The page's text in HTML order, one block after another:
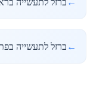
← ברזל לתעשייה